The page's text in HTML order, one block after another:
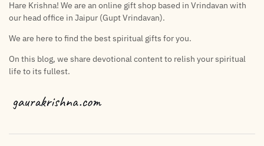
Hare Krishna! We are an online gift shop based in Vrindavan with
our head office in Jaipur (Gupt Vrindavan).
We are here to find the best spiritual gifts for you.
On this blog, we share devotional content to relish your spiritual
life to its fullest.